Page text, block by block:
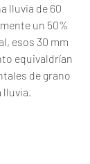
lluvia de 60
un 50%
esos 30 mm
equivaldrían
de grano